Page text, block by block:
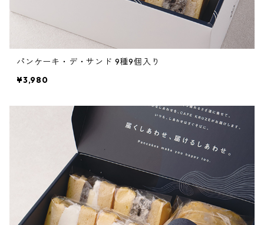
パンケーキ・デ・サンド 9種9個入り
¥3,980